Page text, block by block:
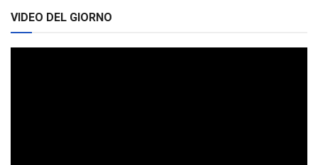
VIDEO DEL GIORNO